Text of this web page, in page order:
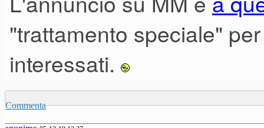
"trattamento speciale"
interessati.
Commenta